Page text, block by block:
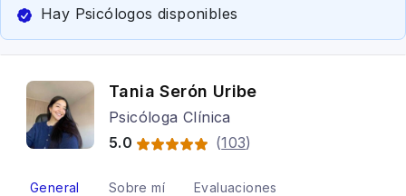
Hay Psicólogos disponibles
Tania Serón Uribe
Psicóloga Clínica
5.0
(103)
General Sobre mí Evaluaciones